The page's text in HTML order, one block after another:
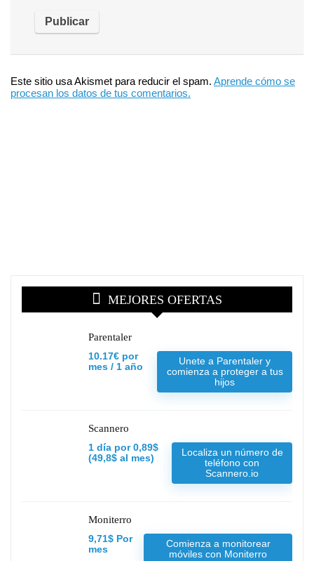
Este sitio usa Akismet para reducir el spam. Aprende cómo se
procesan los datos de tus comentarios.
MEJORES OFERTAS
Parentaler
10.17€ por
mes / 1 año
Unete a Parentaler y
comienza a proteger a tus
hijos
Scannero
1 día por 0,89$
(49,8$ al mes)
Localiza un número de
teléfono con
Scannero.io
Moniterro
9,71$ Por
mes
Comienza a monitorear
móviles con Moniterro